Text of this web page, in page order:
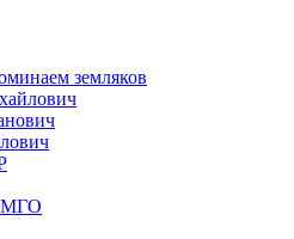
земляков
МГО